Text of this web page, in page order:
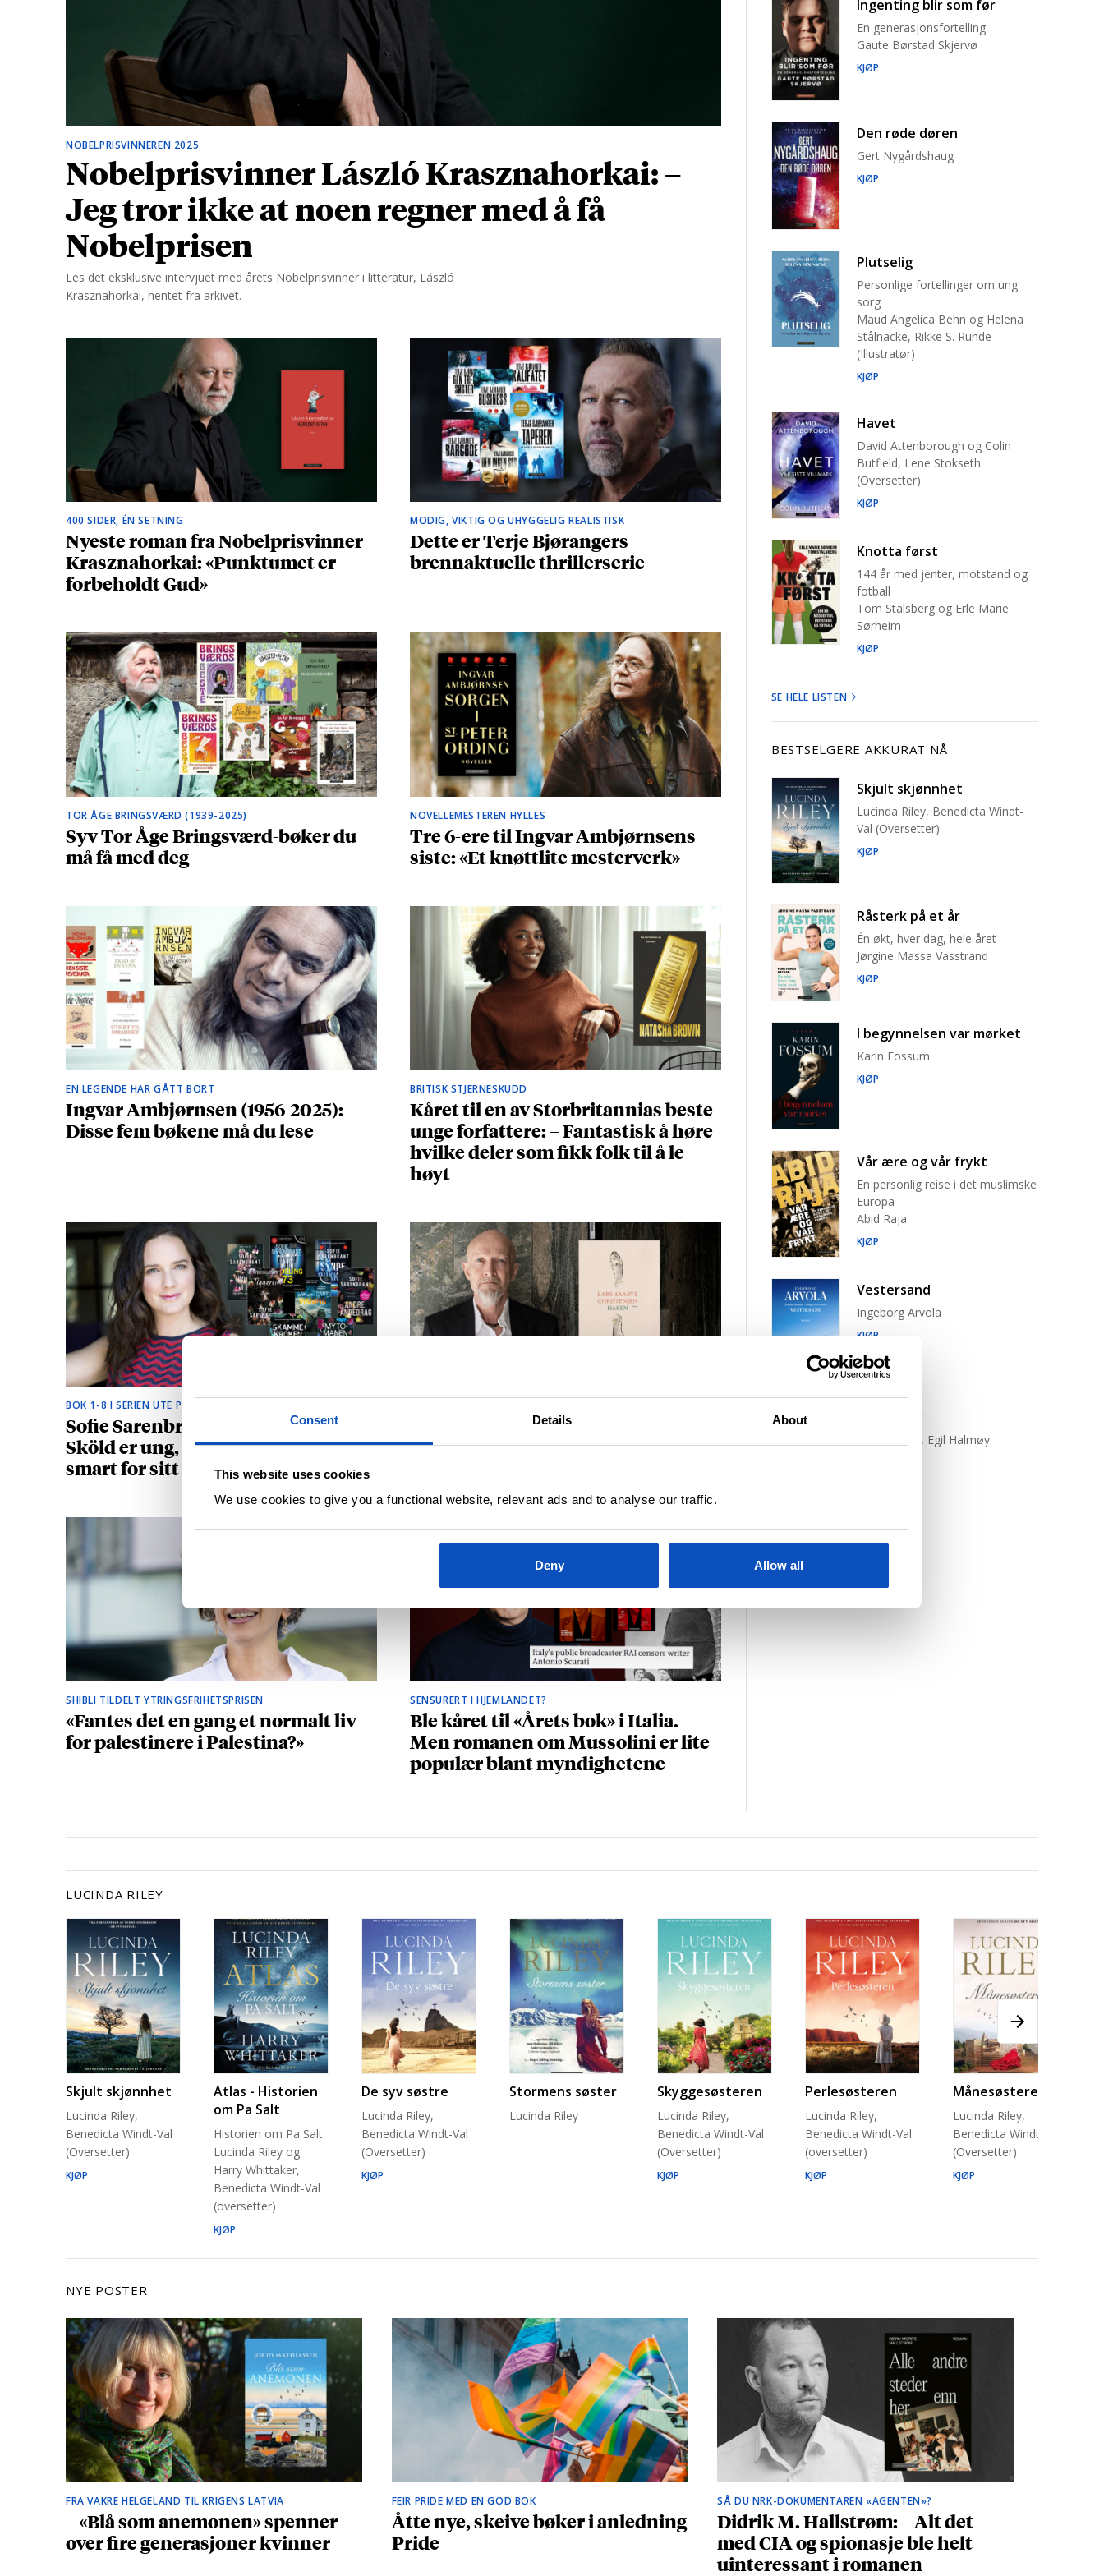
Consent Details About
This website uses cookies
We use cookies to give you a functional website, relevant ads and to analyse our traffic.
Deny Allow all
NOBELPRISVINNEREN 2025
Nobelprisvinner László Krasznahorkai: –
Jeg tror ikke at noen regner med å få
Nobelprisen
Les det eksklusive intervjuet med årets Nobelprisvinner i litteratur, László
Krasznahorkai, hentet fra arkivet.
400 SIDER, ÉN SETNING
Nyeste roman fra Nobelprisvinner
Krasznahorkai: «Punktumet er
forbeholdt Gud»
MODIG, VIKTIG OG UHYGGELIG REALISTISK
Dette er Terje Bjørangers
brennaktuelle thrillerserie
TOR ÅGE BRINGSVÆRD (1939-2025)
Syv Tor Åge Bringsværd-bøker du
må få med deg
NOVELLEMESTEREN HYLLES
Tre 6-ere til Ingvar Ambjørnsens
siste: «Et knøttlite mesterverk»
EN LEGENDE HAR GÅTT BORT
Ingvar Ambjørnsen (1956-2025):
Disse fem bøkene må du lese
BRITISK STJERNESKUDD
Kåret til en av Storbritannias beste
unge forfattere: – Fantastisk å høre
hvilke deler som fikk folk til å le
høyt
BOK 1-8 I SERIEN UTE PÅ NORSK
Sofie Sarenbrants krimhelt Emma
Sköld er ung, vakker og litt for
smart for sitt eget beste
Lars Saabye Christensens «Haren»
er full av setninger du vil spare på
SHIBLI TILDELT YTRINGSFRIHETSPRISEN
«Fantes det en gang et normalt liv
for palestinere i Palestina?»
SENSURERT I HJEMLANDET?
Ble kåret til «Årets bok» i Italia.
Men romanen om Mussolini er lite
populær blant myndighetene
Ingenting blir som før
En generasjonsfortelling
Gaute Børstad Skjervø
KJØP
Den røde døren
Gert Nygårdshaug
KJØP
Plutselig
Personlige fortellinger om ung
sorg
Maud Angelica Behn og Helena
Stålnacke, Rikke S. Runde
(Illustratør)
KJØP
Havet
David Attenborough og Colin
Butfield, Lene Stokseth
(Oversetter)
KJØP
Knotta først
144 år med jenter, motstand og
fotball
Tom Stalsberg og Erle Marie
Sørheim
KJØP
SE HELE LISTEN
BESTSELGERE AKKURAT NÅ
Skjult skjønnhet
Lucinda Riley, Benedicta Windt-
Val (Oversetter)
KJØP
Råsterk på et år
Én økt, hver dag, hele året
Jørgine Massa Vasstrand
KJØP
I begynnelsen var mørket
Karin Fossum
KJØP
Vår ære og vår frykt
En personlig reise i det muslimske
Europa
Abid Raja
KJØP
Vestersand
Ingeborg Arvola
KJØP
Trist tiger
Neige Sinno, Egil Halmøy
SE HELE LISTEN
LUCINDA RILEY
Skjult skjønnhet
Lucinda Riley,
Benedicta Windt-Val
(Oversetter)
KJØP
Atlas - Historien
om Pa Salt
Historien om Pa Salt
Lucinda Riley og
Harry Whittaker,
Benedicta Windt-Val
(oversetter)
KJØP
De syv søstre
Lucinda Riley,
Benedicta Windt-Val
(Oversetter)
KJØP
Stormens søster
Lucinda Riley
Skyggesøsteren
Lucinda Riley,
Benedicta Windt-Val
(Oversetter)
KJØP
Perlesøsteren
Lucinda Riley,
Benedicta Windt-Val
(oversetter)
KJØP
Månesøsteren
Lucinda Riley,
Benedicta Windt-Val
(Oversetter)
KJØP
NYE POSTER
FRA VAKRE HELGELAND TIL KRIGENS LATVIA
– «Blå som anemonen» spenner
over fire generasjoner kvinner
FEIR PRIDE MED EN GOD BOK
Åtte nye, skeive bøker i anledning
Pride
SÅ DU NRK-DOKUMENTAREN «AGENTEN»?
Didrik M. Hallstrøm: – Alt det
med CIA og spionasje ble helt
uinteressant i romanen